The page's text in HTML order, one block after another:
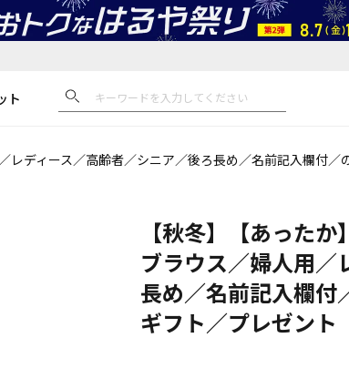
ト
レディース／高齢者／シニア／後ろ長め／名前記入欄付
【秋冬】【あった
ブラウス／婦人用／
長め／名前記入欄付
ギフト／プレゼント